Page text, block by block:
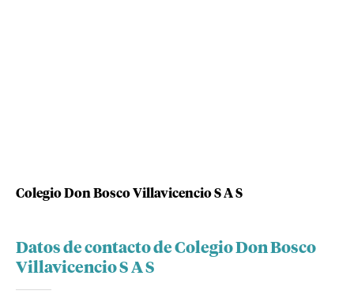
Colegio Don Bosco Villavicencio S A S
Datos de contacto de Colegio Don Bosco
Villavicencio S A S